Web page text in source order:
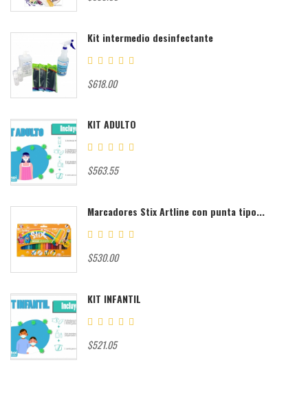
Kit intermedio desinfectante
$618.00
KIT ADULTO
$563.55
Marcadores Stix Artline con punta tipo...
$530.00
KIT INFANTIL
$521.05